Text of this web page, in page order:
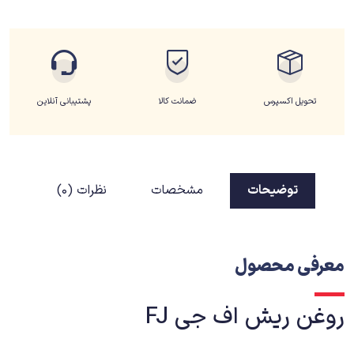
تحویل اکسپرس ضمانت کالا پشتیبانی آنلاین
توضیحات مشخصات نظرات (0)
معرفی محصول
روغن ریش اف جی FJ